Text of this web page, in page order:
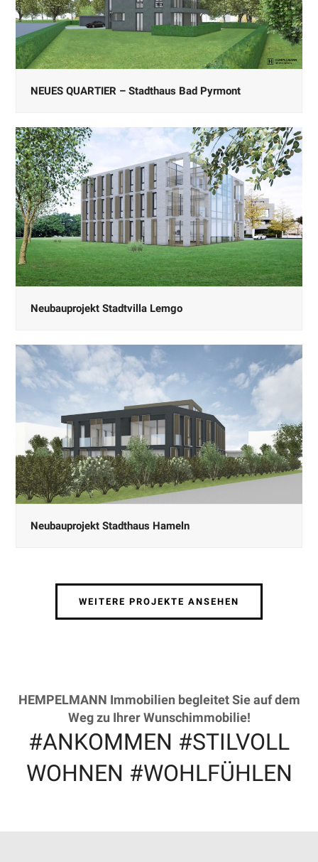
NEUES QUARTIER – Stadthaus Bad Pyrmont
Neubauprojekt Stadtvilla Lemgo
Neubauprojekt Stadthaus Hameln
WEITERE PROJEKTE ANSEHEN
HEMPELMANN Immobilien begleitet Sie auf dem
Weg zu Ihrer Wunschimmobilie!
#ANKOMMEN #STILVOLL
WOHNEN #WOHLFÜHLEN